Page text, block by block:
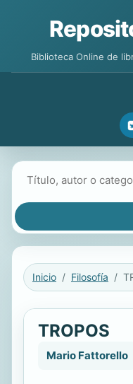
Biblioteca Online de
Inicio Filosofía
TROPOS
Mario Fattorello